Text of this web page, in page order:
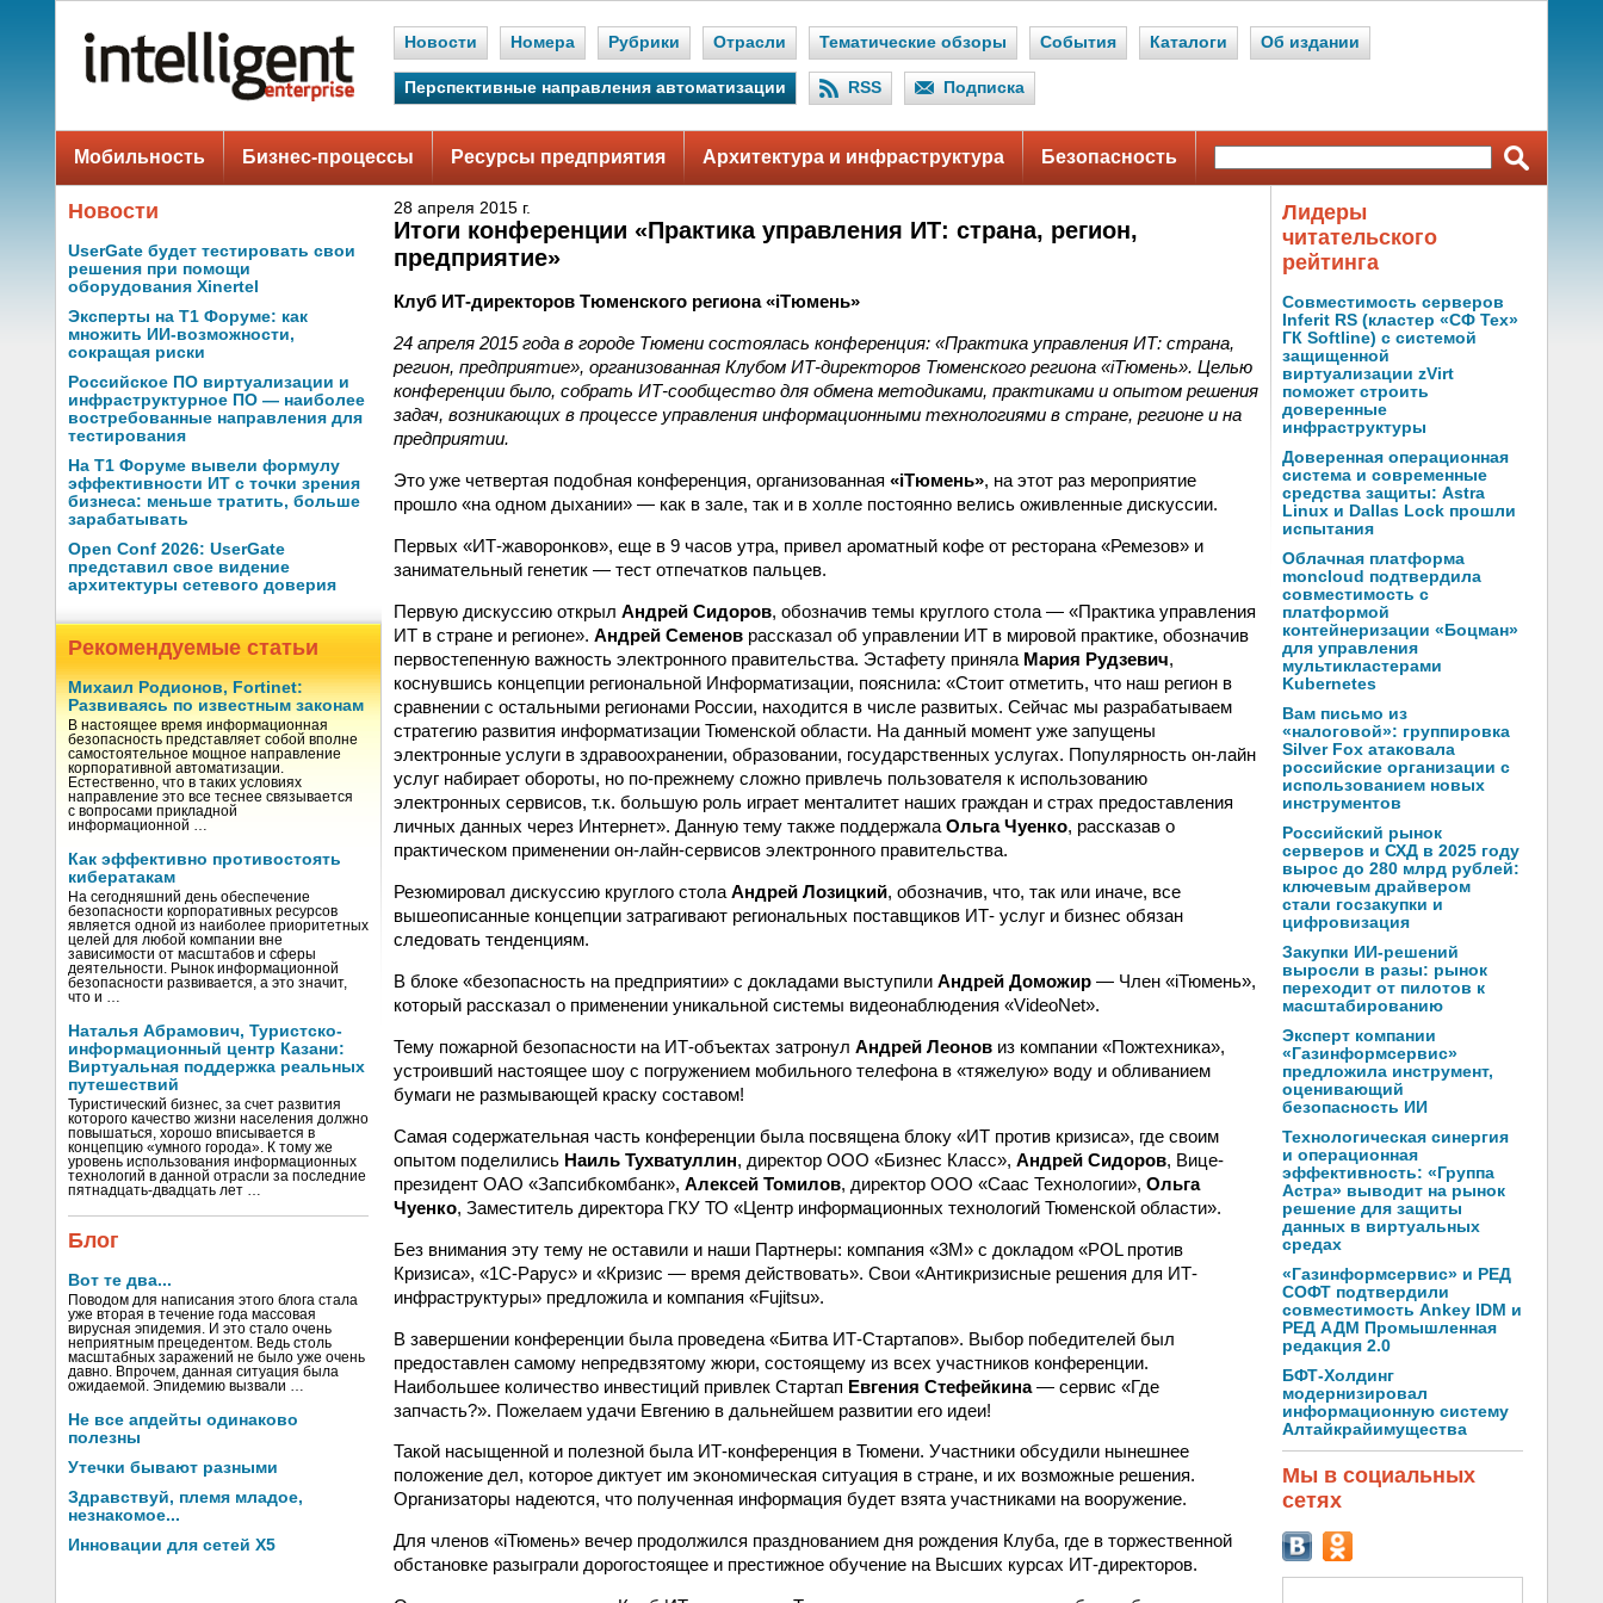
Новости Номера Рубрики Отрасли Тематические обзоры События Каталоги Об издании
Перспективные направления автоматизации RSS Подписка
Мобильность Бизнес-процессы Ресурсы предприятия Архитектура и инфраструктура Безопасность
Новости
UserGate будет тестировать свои
решения при помощи
оборудования Xinertel
Эксперты на Т1 Форуме: как
множить ИИ-возможности,
сокращая риски
Российское ПО виртуализации и
инфраструктурное ПО — наиболее
востребованные направления для
тестирования
На Т1 Форуме вывели формулу
эффективности ИТ с точки зрения
бизнеса: меньше тратить, больше
зарабатывать
Open Conf 2026: UserGate
представил свое видение
архитектуры сетевого доверия
Рекомендуемые статьи
Михаил Родионов, Fortinet:
Развиваясь по известным законам
В настоящее время информационная
безопасность представляет собой вполне
самостоятельное мощное направление
корпоративной автоматизации.
Естественно, что в таких условиях
направление это все теснее связывается
с вопросами прикладной
информационной …
Как эффективно противостоять
кибератакам
На сегодняшний день обеспечение
безопасности корпоративных ресурсов
является одной из наиболее приоритетных
целей для любой компании вне
зависимости от масштабов и сферы
деятельности. Рынок информационной
безопасности развивается, а это значит,
что и …
Наталья Абрамович, Туристско-
информационный центр Казани:
Виртуальная поддержка реальных
путешествий
Туристический бизнес, за счет развития
которого качество жизни населения должно
повышаться, хорошо вписывается в
концепцию «умного города». К тому же
уровень использования информационных
технологий в данной отрасли за последние
пятнадцать-двадцать лет …
Блог
Вот те два...
Поводом для написания этого блога стала
уже вторая в течение года массовая
вирусная эпидемия. И это стало очень
неприятным прецедентом. Ведь столь
масштабных заражений не было уже очень
давно. Впрочем, данная ситуация была
ожидаемой. Эпидемию вызвали …
Не все апдейты одинаково
полезны
Утечки бывают разными
Здравствуй, племя младое,
незнакомое...
Инновации для сетей X5
28 апреля 2015 г.
Итоги конференции «Практика управления ИТ: страна, регион,
предприятие»
Клуб ИТ-директоров Тюменского региона «iТюмень»
24 апреля 2015 года в городе Тюмени состоялась конференция: «Практика управления ИТ: страна,
регион, предприятие», организованная Клубом ИТ-директоров Тюменского региона «iТюмень». Целью
конференции было, собрать ИТ-сообщество для обмена методиками, практиками и опытом решения
задач, возникающих в процессе управления информационными технологиями в стране, регионе и на
предприятии.
Это уже четвертая подобная конференция, организованная «iТюмень», на этот раз мероприятие
прошло «на одном дыхании» — как в зале, так и в холле постоянно велись оживленные дискуссии.
Первых «ИТ-жаворонков», еще в 9 часов утра, привел ароматный кофе от ресторана «Ремезов» и
занимательный генетик — тест отпечатков пальцев.
Первую дискуссию открыл Андрей Сидоров, обозначив темы круглого стола — «Практика управления
ИТ в стране и регионе». Андрей Семенов рассказал об управлении ИТ в мировой практике, обозначив
первостепенную важность электронного правительства. Эстафету приняла Мария Рудзевич,
коснувшись концепции региональной Информатизации, пояснила: «Стоит отметить, что наш регион в
сравнении с остальными регионами России, находится в числе развитых. Сейчас мы разрабатываем
стратегию развития информатизации Тюменской области. На данный момент уже запущены
электронные услуги в здравоохранении, образовании, государственных услугах. Популярность он-лайн
услуг набирает обороты, но по-прежнему сложно привлечь пользователя к использованию
электронных сервисов, т.к. большую роль играет менталитет наших граждан и страх предоставления
личных данных через Интернет». Данную тему также поддержала Ольга Чуенко, рассказав о
практическом применении он-лайн-сервисов электронного правительства.
Резюмировал дискуссию круглого стола Андрей Лозицкий, обозначив, что, так или иначе, все
вышеописанные концепции затрагивают региональных поставщиков ИТ- услуг и бизнес обязан
следовать тенденциям.
В блоке «безопасность на предприятии» с докладами выступили Андрей Доможир — Член «iТюмень»,
который рассказал о применении уникальной системы видеонаблюдения «VideoNet».
Тему пожарной безопасности на ИТ-объектах затронул Андрей Леонов из компании «Пожтехника»,
устроивший настоящее шоу с погружением мобильного телефона в «тяжелую» воду и обливанием
бумаги не размывающей краску составом!
Самая содержательная часть конференции была посвящена блоку «ИТ против кризиса», где своим
опытом поделились Наиль Тухватуллин, директор ООО «Бизнес Класс», Андрей Сидоров, Вице-
президент ОАО «Запсибкомбанк», Алексей Томилов, директор ООО «Саас Технологии», Ольга
Чуенко, Заместитель директора ГКУ ТО «Центр информационных технологий Тюменской области».
Без внимания эту тему не оставили и наши Партнеры: компания «3М» с докладом «POL против
Кризиса», «1С-Рарус» и «Кризис — время действовать». Свои «Антикризисные решения для ИТ-
инфраструктуры» предложила и компания «Fujitsu».
В завершении конференции была проведена «Битва ИТ-Стартапов». Выбор победителей был
предоставлен самому непредвзятому жюри, состоящему из всех участников конференции.
Наибольшее количество инвестиций привлек Стартап Евгения Стефейкина— сервис «Где
запчасть?». Пожелаем удачи Евгению в дальнейшем развитии его идеи!
Такой насыщенной и полезной была ИТ-конференция в Тюмени. Участники обсудили нынешнее
положение дел, которое диктует им экономическая ситуация в стране, и их возможные решения.
Организаторы надеются, что полученная информация будет взята участниками на вооружение.
Для членов «iТюмень» вечер продолжился празднованием дня рождения Клуба, где в торжественной
обстановке разыграли дорогостоящее и престижное обучение на Высших курсах ИТ-директоров.
Лидеры
читательского
рейтинга
Совместимость серверов
Inferit RS (кластер «СФ Тех»
ГК Softline) с системой
защищенной
виртуализации zVirt
поможет строить
доверенные
инфраструктуры
Доверенная операционная
система и современные
средства защиты: Astra
Linux и Dallas Lock прошли
испытания
Облачная платформа
moncloud подтвердила
совместимость с
платформой
контейнеризации «Боцман»
для управления
мультикластерами
Kubernetes
Вам письмо из
«налоговой»: группировка
Silver Fox атаковала
российские организации с
использованием новых
инструментов
Российский рынок
серверов и СХД в 2025 году
вырос до 280 млрд рублей:
ключевым драйвером
стали госзакупки и
цифровизация
Закупки ИИ-решений
выросли в разы: рынок
переходит от пилотов к
масштабированию
Эксперт компании
«Газинформсервис»
предложила инструмент,
оценивающий
безопасность ИИ
Технологическая синергия
и операционная
эффективность: «Группа
Астра» выводит на рынок
решение для защиты
данных в виртуальных
средах
«Газинформсервис» и РЕД
СОФТ подтвердили
совместимость Ankey IDM и
РЕД АДМ Промышленная
редакция 2.0
БФТ-Холдинг
модернизировал
информационную систему
Алтайкрайимущества
Мы в социальных
сетях